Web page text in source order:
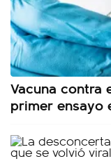
Vacuna contra
primer ensayo